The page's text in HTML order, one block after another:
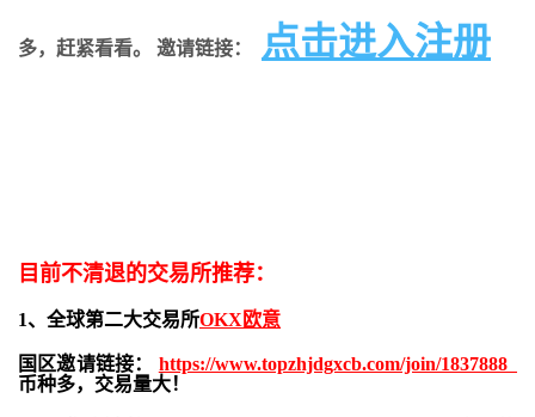
多，赶紧看看。 邀请链接： 点击进入注册
目前不清退的交易所推荐：
1、全球第二大交易所OKX欧意
国区邀请链接： https://www.topzhjdgxcb.com/join/1837888
币种多，交易量大！